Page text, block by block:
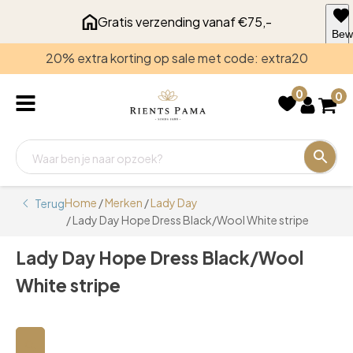
Gratis verzending vanaf €75,-
20% extra korting op sale met code: extra20
0 0
TerugHome /Merken /Lady Day
/ Lady Day Hope Dress Black/Wool White stripe
Lady Day Hope Dress Black/Wool
White stripe
voor